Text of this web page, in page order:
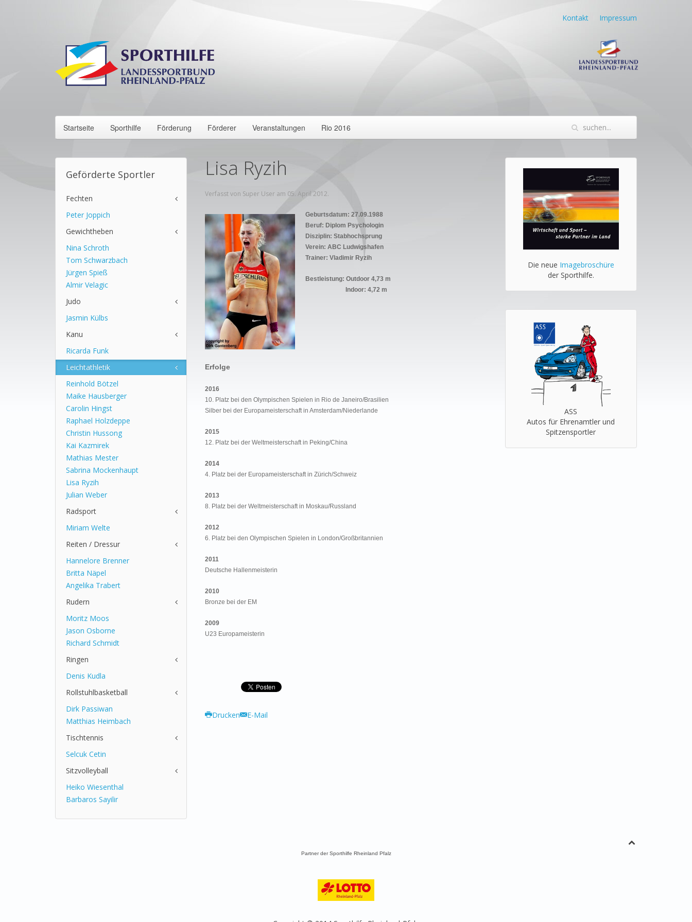
Kontakt Impressum
Startseite Sporthilfe Förderung Förderer Veranstaltungen Rio 2016
Lisa Ryzih
Verfasst von Super User am 05. April 2012.
Geburtsdatum: 27.09.1988
Beruf: Diplom Psychologin
Disziplin: Stabhochsprung
Verein: ABC Ludwigshafen
Trainer: Vladimir Ryzih
Bestleistung: Outdoor 4,73 m
Indoor: 4,72 m
Erfolge
2016
10. Platz bei den Olympischen Spielen in Rio de Janeiro/Brasilien
Silber bei der Europameisterschaft in Amsterdam/Niederlande
2015
12. Platz bei der Weltmeisterschaft in Peking/China
2014
4. Platz bei der Europameisterschaft in Zürich/Schweiz
2013
8. Platz bei derWeltmeisterschaftin Moskau/Russland
2012
6. Platz bei den Olympischen Spielen in London/Großbritannien
2011
Deutsche Hallenmeisterin
2010
Bronze bei der EM
2009
U23 Europameisterin
Drucken E-Mail
Die neue Imagebroschüre
der Sporthilfe.
ASS
Autos für Ehrenamtler und
Spitzensportler
Geförderte Sportler
Fechten
Peter Joppich
Gewichtheben
Nina Schroth
Tom Schwarzbach
Jürgen Spieß
Almir Velagic
Judo
Jasmin Külbs
Kanu
Ricarda Funk
Leichtathletik
Reinhold Bötzel
Maike Hausberger
Carolin Hingst
Raphael Holzdeppe
Christin Hussong
Kai Kazmirek
Mathias Mester
Sabrina Mockenhaupt
Lisa Ryzih
Julian Weber
Radsport
Miriam Welte
Reiten / Dressur
Hannelore Brenner
Britta Näpel
Angelika Trabert
Rudern
Moritz Moos
Jason Osborne
Richard Schmidt
Ringen
Denis Kudla
Rollstuhlbasketball
Dirk Passiwan
Matthias Heimbach
Tischtennis
Selcuk Cetin
Sitzvolleyball
Heiko Wiesenthal
Barbaros Sayilir
Partner der Sporthilfe Rheinland Pfalz